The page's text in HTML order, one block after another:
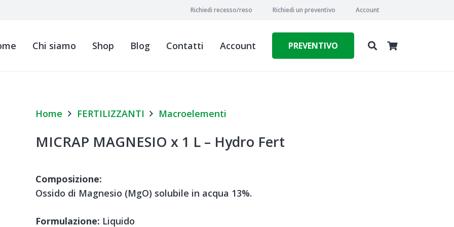
Richiedi recesso/reso Richiedi un preventivo Account
Chi siamo Shop Blog Contatti Account PREVENTIVO
Home FERTILIZZANTI Macroelementi
MICRAP MAGNESIO x 1 L – Hydro Fert
Composizione:
Ossido di Magnesio (MgO) solubile in acqua 13%.
Formulazione: Liquido